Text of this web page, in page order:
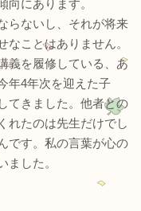
向にあります。
らないし、それが将来
ことはありません。
義を履修している、あ
年4年次を迎えた子
てきました。他者との
れたのは先生だけでし
です。私の言葉が心の
ました。